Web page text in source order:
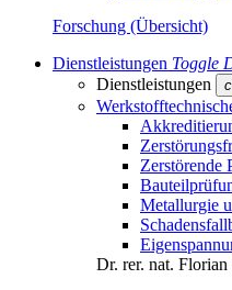
Forschung (Übersicht)
Dienstleistungen Toggle
Dienstleistungen
Zerstörende
Metallurgie
Dr. rer. nat. Florian